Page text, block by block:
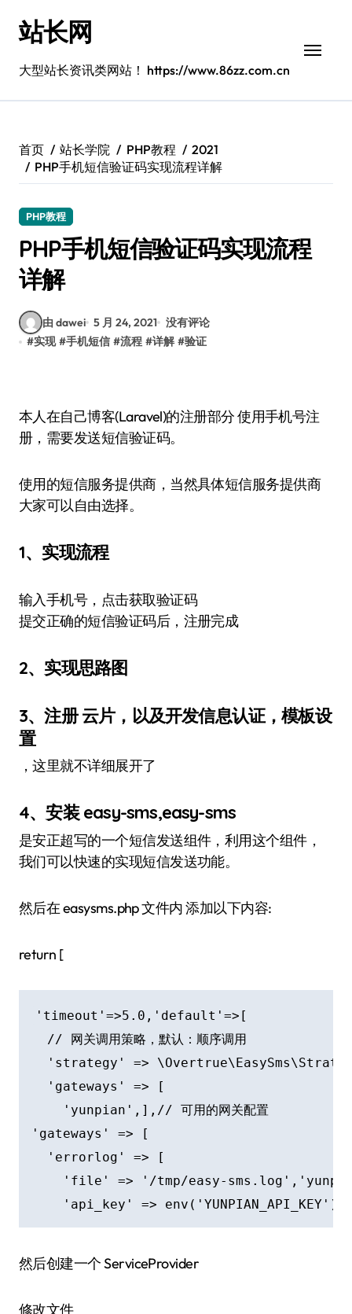
站长网
大型站长资讯类网站！ https://www.86zz.com.cn
首页 站长学院 PHP教程
2021
PHP手机短信验证码实现流程详解
PHP教程
PHP手机短信验证码实现流程
详解
由 dawei 5 月 24, 2021 没有评论
#实现 #手机短信 #流程 #详解 #验证
本人在自己博客(Laravel)的注册部分 使用手机号注
册，需要发送短信验证码。
使用的短信服务提供商，当然具体短信服务提供商
大家可以自由选择。
1、实现流程
输入手机号，点击获取验证码
提交正确的短信验证码后，注册完成
2、实现思路图
3、注册 云片，以及开发信息认证，模板设
置
，这里就不详细展开了
4、安装 easy-sms,easy-sms
是安正超写的一个短信发送组件，利用这个组件，
我们可以快速的实现短信发送功能。
然后在 easysms.php 文件内 添加以下内容:
return [
'timeout'=>5.0,'default'=>[
  // 网关调用策略，默认：顺序调用
'strategy' =>
  'gateways' => [
    'yunpian',],// 可用的网关配置
'gateways' => [
  'errorlog' => [
'file' => '/tmp/easy-
'api_key' =>
然后创建一个 ServiceProvider
修改文件